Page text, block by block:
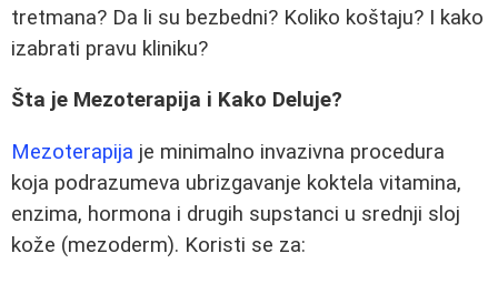
tretmana? Da li su bezbedni? Koliko koštaju? I kako
izabrati pravu kliniku?
Šta je Mezoterapija i Kako Deluje?
Mezoterapija je minimalno invazivna procedura
koja podrazumeva ubrizgavanje koktela vitamina,
enzima, hormona i drugih supstanci u srednji sloj
kože (mezoderm). Koristi se za: